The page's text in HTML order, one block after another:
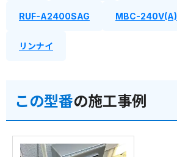
RUF-A2400SAG MBC-240V(A)
リンナイ
この型番の施工事例